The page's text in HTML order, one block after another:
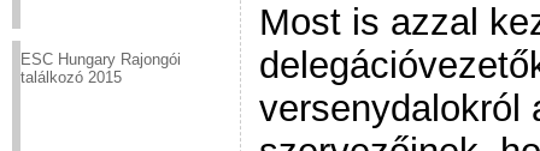
ESC Hungary Rajongói
találkozó 2015
Most is azzal
versenydalokról